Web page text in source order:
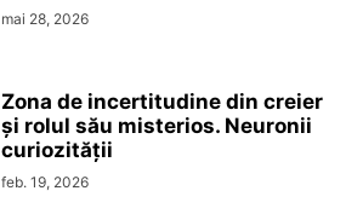
mai 28, 2026
Zona de incertitudine din creier
şi rolul său misterios. Neuronii
curiozităţii
feb. 19, 2026